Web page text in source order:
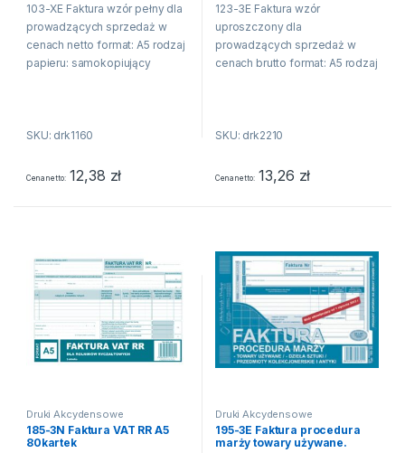
103-XE Faktura wzór pełny dla
prowadzących sprzedaż w
cenach netto format: A5 rodzaj
papieru: samokopiujący
towarów i usług oprawa:...
SKU: drk1160
Cena netto 12,38 zł
cenach brutto. A5. (o+1k)
123-3E Faktura wzór
uproszczony dla
prowadzących sprzedaż w
cenach brutto format: A5 rodzaj
przepisów o podatku od
SKU: drk2210
Cena netto 13,26 zł
Druki Akcydensowe
185-3N Faktura VAT RR A5
80kartek
Druki Akcydensowe
195-3E Faktura procedura
marży towary używane.